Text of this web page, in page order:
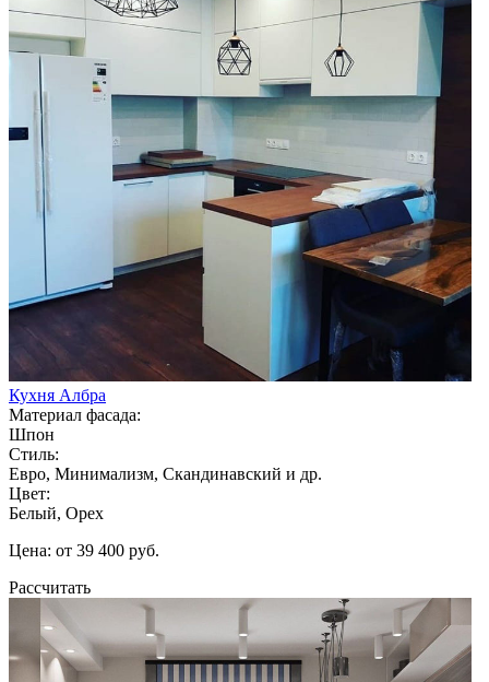
Кухня Албра
Материал фасада:
Шпон
Стиль:
Евро, Минимализм, Скандинавский и др.
Цвет:
Белый, Орех
Цена: от 39 400 руб.
Рассчитать